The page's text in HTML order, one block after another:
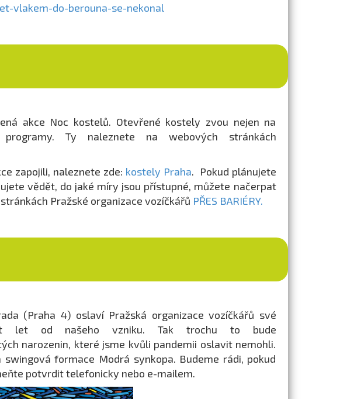
vlakem-do-berouna-se-nekonal
akce Noc kostelů. Otevřené kostely zvou nejen na
Ty naleznete na webových stránkách
zapojili, naleznete zde: kostely Praha. Pokud plánujete
vědět, do jaké míry jsou přístupné, můžete načerpat
Pražské organizace vozíčkářů PŘES BARIÉRY.
(Praha 4) oslaví Pražská organizace vozíčkářů své
let od našeho vzniku. Tak trochu to bude
narozenin, které jsme kvůli pandemii oslavit nemohli.
formace Modrá synkopa. Budeme rádi, pokud
potvrdit telefonicky nebo e-mailem.